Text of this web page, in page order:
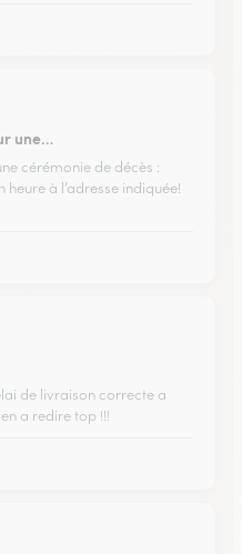
une…
cérémonie de décès :
à l’adresse indiquée!
de livraison correcte a
a redire top !!!